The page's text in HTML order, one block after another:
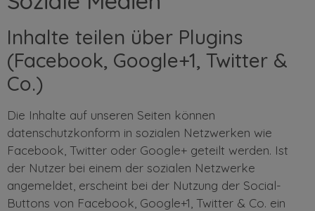
Inhalte teilen über Plugins
(Facebook, Google+1, Twitter &
Co.)
Die Inhalte auf unseren Seiten können
datenschutzkonform in sozialen Netzwerken wie
Facebook, Twitter oder Google+ geteilt werden. Ist
der Nutzer bei einem der sozialen Netzwerke
angemeldet, erscheint bei der Nutzung der Social-
Buttons von Facebook, Google+1, Twitter & Co. ein